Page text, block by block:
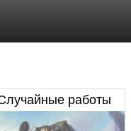
работы